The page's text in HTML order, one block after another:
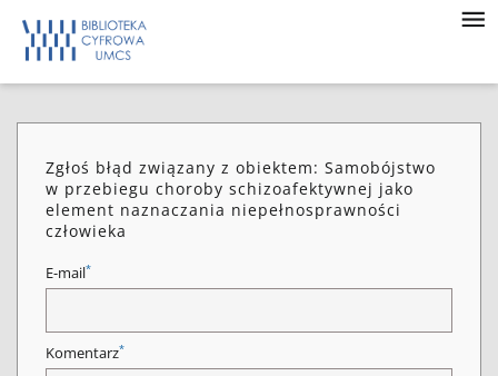
Zgłoś błąd związany z obiektem: Samobójstwo
w przebiegu choroby schizoafektywnej jako
element naznaczania niepełnosprawności
człowieka
E-mail*
Komentarz*